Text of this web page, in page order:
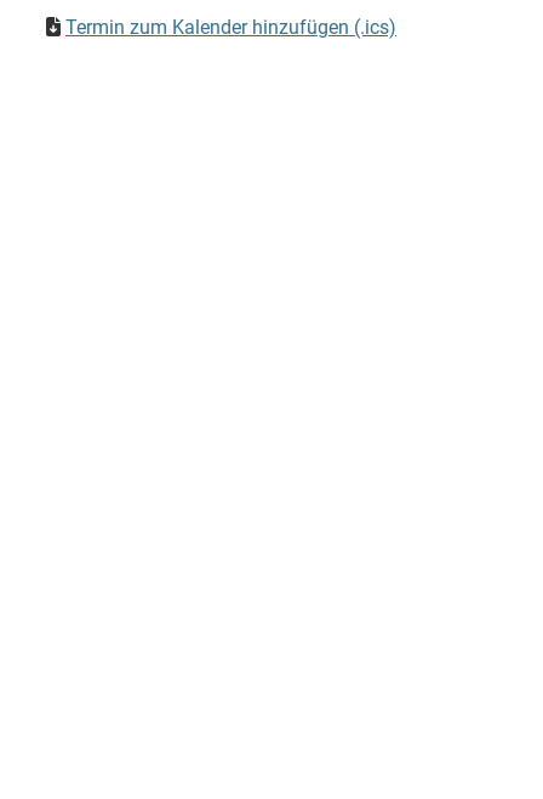
Termin zum Kalender hinzufügen (.ics)